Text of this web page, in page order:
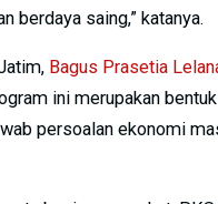
berdaya saing,” katanya.
Bagus Prasetia
ini merupakan
persoalan ekonomi